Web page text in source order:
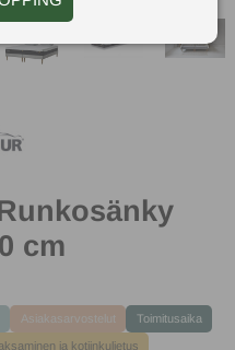
cm
Asiakasarvostelut Toimitusaika
ja kotiinkuljetus